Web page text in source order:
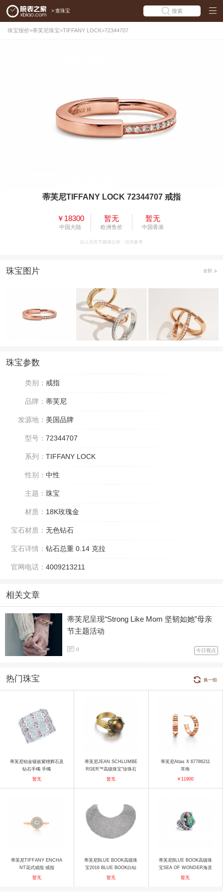
> 查珠宝 搜索
珠宝报价>蒂芙尼珠宝>TIFFANY LOCK>72344707
蒂芙尼TIFFANY LOCK 72344707 戒指
￥18300
中国大陆
暂无
欧洲售价
暂无
中国香港
以上为官方媒体公价，仅供参考
珠宝图片 全部
珠宝参数
类别： 戒指
品牌： 蒂芙尼
发源地： 美国品牌
型号： 72344707
系列： TIFFANY LOCK
性别： 中性
主题： 珠宝
材质： 18K玫瑰金
宝石材质： 无色钻石
宝石详情： 钻石总重 0.14 克拉
官网电话： 4009213211
相关文章
蒂芙尼呈现“Strong Like Mom 坚韧如她”母亲
节主题活动
0 今日视点
热门珠宝 换一组
蒂芙尼铂金镶嵌紫锂辉石及
钻石手镯 手镯
暂无
蒂芙尼JEAN SCHLUMBE
RGER™高级珠宝“珍珠石
上鸟”香槟色纽扣形珍珠戒
暂无
蒂芙尼Atlas X 67786211
耳饰
￥11900
蒂芙尼TIFFANY ENCHA
NT花式戒指 戒指
暂无
蒂芙尼BLUE BOOK高级珠
宝2016 BLUE BOOK白钻
围脖式项链 项链
暂无
蒂芙尼BLUE BOOK高级珠
宝SEA OF WONDER海灵
仙姿戒指 戒指
暂无